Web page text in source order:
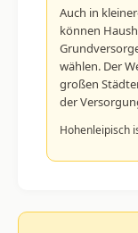
Auch in
können
wählen. Der
großen
der
Hohenleipisch